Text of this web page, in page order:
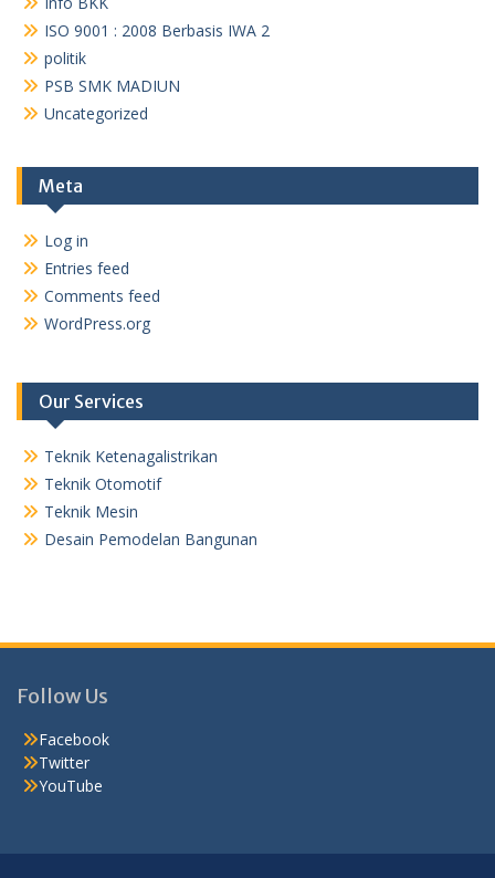
ISO 9001 : 2008 Berbasis IWA 2
politik
PSB SMK MADIUN
Uncategorized
Meta
Log in
Entries feed
Comments feed
WordPress.org
Our Services
Teknik Ketenagalistrikan
Teknik Otomotif
Teknik Mesin
Desain Pemodelan Bangunan
Follow Us
Facebook
Twitter
YouTube